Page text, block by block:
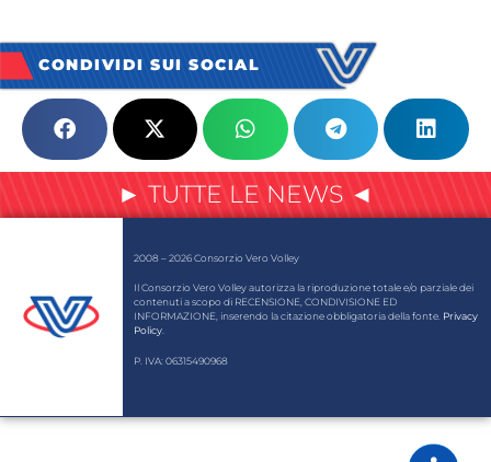
CONDIVIDI SUI SOCIAL
► TUTTE LE NEWS ◄
2008 – 2026 Consorzio Vero Volley
Il Consorzio Vero Volley autorizza la riproduzione totale e/o parziale dei
contenuti a scopo di RECENSIONE, CONDIVISIONE ED
INFORMAZIONE, inserendo la citazione obbligatoria della fonte. Privacy
Policy.
P. IVA: 06315490968